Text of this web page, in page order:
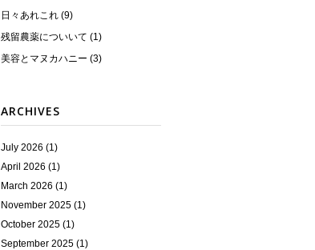
日々あれこれ (9)
残留農薬についいて (1)
美容とマヌカハニー (3)
ARCHIVES
July 2026 (1)
April 2026 (1)
March 2026 (1)
November 2025 (1)
October 2025 (1)
September 2025 (1)